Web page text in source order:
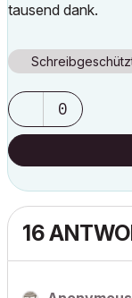
tausend dank.
0
16